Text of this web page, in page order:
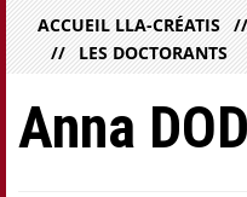
ACCUEIL LLA-CRÉATIS
LES DOCTORANTS
Anna